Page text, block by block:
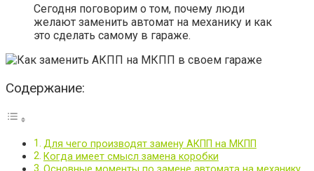
Сегодня поговорим о том, почему люди
желают заменить автомат на механику и как
это сделать самому в гараже.
Содержание:
Для чего производят замену АКПП на МКПП
Когда имеет смысл замена коробки